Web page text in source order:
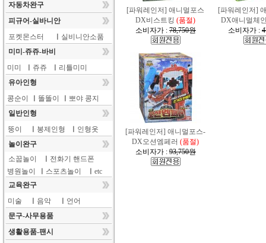
자동차완구
피규어-실바니안
포켓몬스터
실비니안소품
미미-쥬쥬-바비
미미
쥬쥬
리틀미미
유아인형
콩순이
똘똘이
뽀야 콩지
일반인형
뚱이
봉제인형
인형옷
놀이완구
소꿉놀이
전화기 핸드폰
병원놀이
스포츠놀이
etc
교육완구
미술
음악
언어
문구-사무용품
생활용품-팬시
[파워레인저] 애니멀포스
DX비스트킹 (품절)
소비자가 : 78,750원
[파워레인저]
DX애니멀체
소비자가 :
[파워레인저] 애니멀포스-
DX오션엠페러 (품절)
소비자가 : 93,750원